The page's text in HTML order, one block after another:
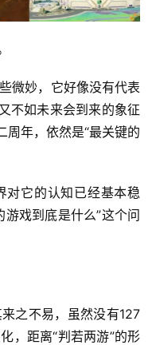
微妙，它好像没有代表
不如未来会到来的象征
周年，依然是“最关键的
对它的认知已经基本稳
戏到底是什么”这个问
之不易，虽然没有127
，距离“判若两游”的形